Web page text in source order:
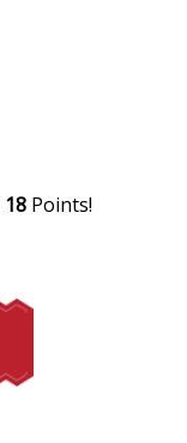
18 Points!